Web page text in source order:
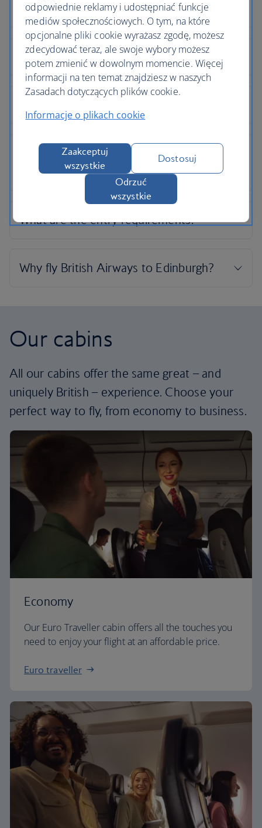
Our cabins
All our cabins offer the same great – and
uniquely British – experience. Choose your
perfect way to fly, from economy to business.
Economy
Our Euro Traveller cabin offers all the touches you
need to enjoy your flight at an affordable price.
Euro traveller
odpowiednie reklamy i udostępniać funkcje
mediów społecznościowych. O tym, na które
opcjonalne pliki cookie wyrażasz zgodę, możesz
zdecydować teraz, ale swoje wybory możesz
potem zmienić w dowolnym momencie. Więcej
informacji na ten temat znajdziesz w naszych
Zasadach dotyczących plików cookie.
Informacje o plikach cookie
Zaakceptuj
wszystkie
Dostosuj
Odrzuć
wszystkie